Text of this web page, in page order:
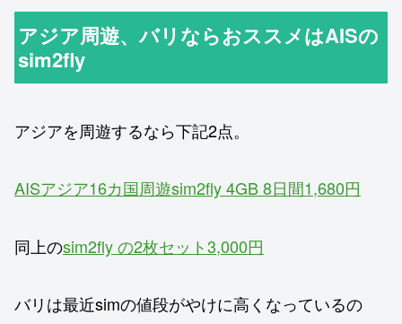
アジア周遊、バリならおススメはAISの
sim2fly
アジアを周遊するなら下記2点。
AISアジア16カ国周遊sim2fly 4GB 8日間1,680円
同上のsim2fly の2枚セット3,000円
バリは最近simの値段がやけに高くなっているの